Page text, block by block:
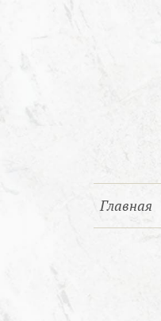
Главная